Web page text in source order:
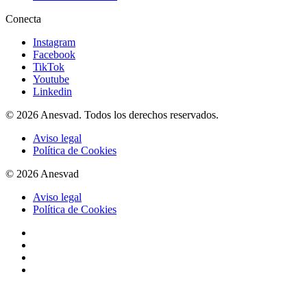
Conecta
Instagram
Facebook
TikTok
Youtube
Linkedin
© 2026 Anesvad. Todos los derechos reservados.
Aviso legal
Política de Cookies
© 2026 Anesvad
Aviso legal
Política de Cookies